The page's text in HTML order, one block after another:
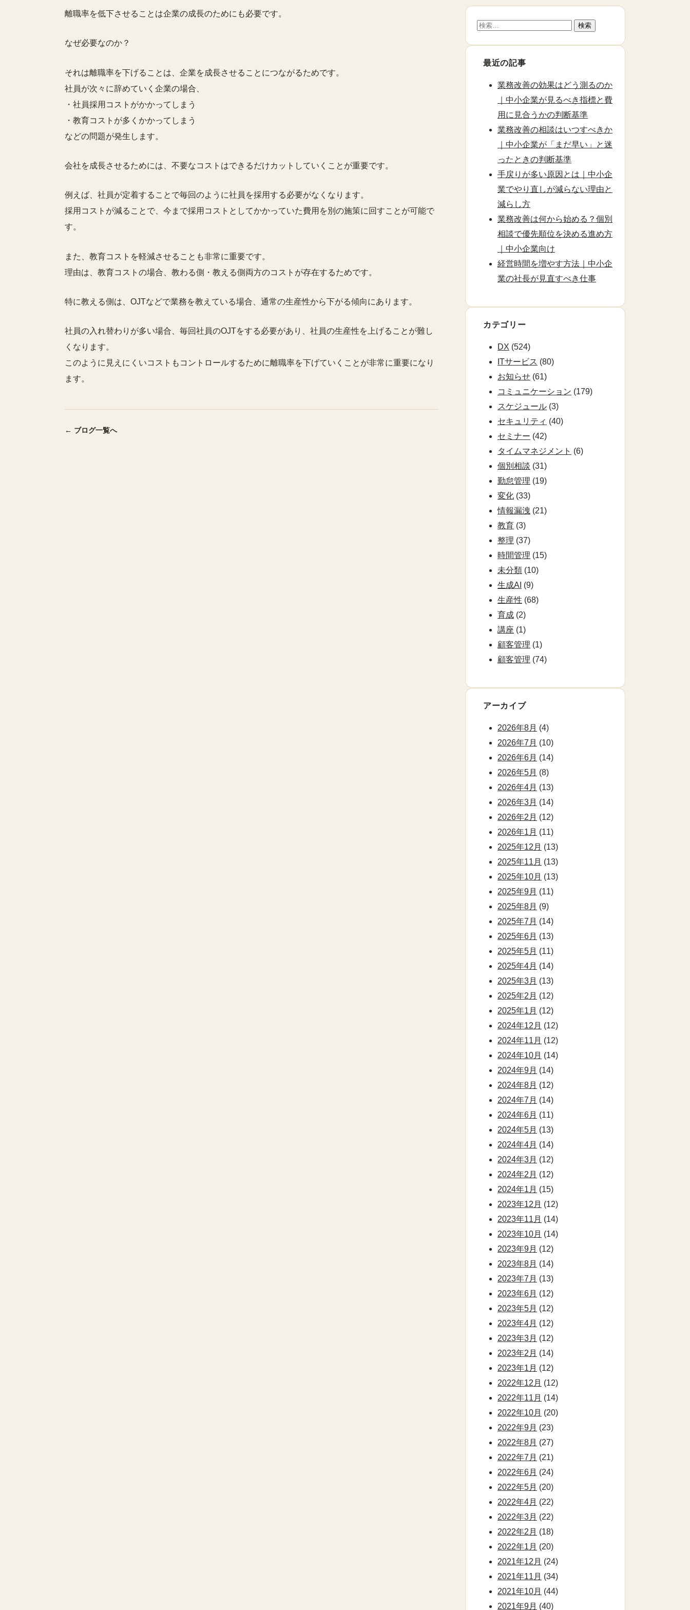
離職率を低下させることは企業の成長のためにも必要です。
なぜ必要なのか？
それは離職率を下げることは、企業を成長させることにつながるためです。
社員が次々に辞めていく企業の場合、
・社員採用コストがかかってしまう
・教育コストが多くかかってしまう
などの問題が発生します。
会社を成長させるためには、不要なコストはできるだけカットしていくことが重要です。
例えば、社員が定着することで毎回のように社員を採用する必要がなくなります。
採用コストが減ることで、今まで採用コストとしてかかっていた費用を別の施策に回すことが可能で
す。
また、教育コストを軽減させることも非常に重要です。
理由は、教育コストの場合、教わる側・教える側両方のコストが存在するためです。
特に教える側は、OJTなどで業務を教えている場合、通常の生産性から下がる傾向にあります。
社員の入れ替わりが多い場合、毎回社員のOJTをする必要があり、社員の生産性を上げることが難し
くなります。
このように見えにくいコストもコントロールするために離職率を下げていくことが非常に重要になり
ます。
← ブログ一覧へ
検
最近の記事
業務改善の効果はどう測るのか
｜中小企業が見るべき指標と費
用に見合うかの判断基準
業務改善の相談はいつすべきか
｜中小企業が「まだ早い」と迷
ったときの判断基準
手戻りが多い原因とは｜中小企
業でやり直しが減らない理由と
減らし方
業務改善は何から始める？個別
相談で優先順位を決める進め方
｜中小企業向け
経営時間を増やす方法｜中小企
業の社長が見直すべき仕事
カテゴリー
DX (524)
ITサービス (80)
お知らせ (61)
コミュニケーション (179)
スケジュール (3)
セキュリティ (40)
セミナー (42)
タイムマネジメント (6)
個別相談 (31)
勤怠管理 (19)
変化 (33)
情報漏洩 (21)
教育 (3)
整理 (37)
時間管理 (15)
未分類 (10)
生成AI (9)
生産性 (68)
育成 (2)
講座 (1)
顧客管理 (1)
顧客管理 (74)
アーカイブ
2026年8月 (4)
2026年7月 (10)
2026年6月 (14)
2026年5月 (8)
2026年4月 (13)
2026年3月 (14)
2026年2月 (12)
2026年1月 (11)
2025年12月 (13)
2025年11月 (13)
2025年10月 (13)
2025年9月 (11)
2025年8月 (9)
2025年7月 (14)
2025年6月 (13)
2025年5月 (11)
2025年4月 (14)
2025年3月 (13)
2025年2月 (12)
2025年1月 (12)
2024年12月 (12)
2024年11月 (12)
2024年10月 (14)
2024年9月 (14)
2024年8月 (12)
2024年7月 (14)
2024年6月 (11)
2024年5月 (13)
2024年4月 (14)
2024年3月 (12)
2024年2月 (12)
2024年1月 (15)
2023年12月 (12)
2023年11月 (14)
2023年10月 (14)
2023年9月 (12)
2023年8月 (14)
2023年7月 (13)
2023年6月 (12)
2023年5月 (12)
2023年4月 (12)
2023年3月 (12)
2023年2月 (14)
2023年1月 (12)
2022年12月 (12)
2022年11月 (14)
2022年10月 (20)
2022年9月 (23)
2022年8月 (27)
2022年7月 (21)
2022年6月 (24)
2022年5月 (20)
2022年4月 (22)
2022年3月 (22)
2022年2月 (18)
2022年1月 (20)
2021年12月 (24)
2021年11月 (34)
2021年10月 (44)
2021年9月 (40)